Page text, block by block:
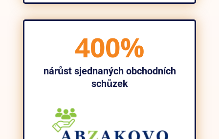
400%
nárůst sjednaných obchodních
schůzek